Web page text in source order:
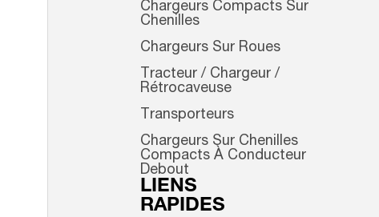
Chargeurs Compacts Sur
Chenilles
Chargeurs Sur Roues
Tracteur / Chargeur /
Rétrocaveuse
Transporteurs
Chargeurs Sur Chenilles
Compacts À Conducteur
Debout
LIENS
RAPIDES